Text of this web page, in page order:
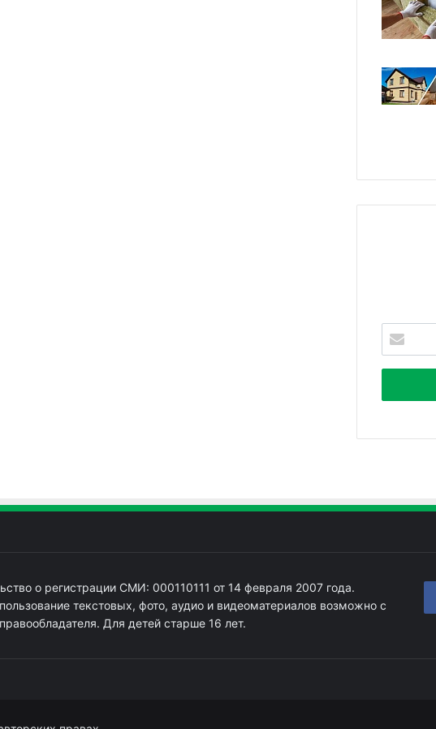
о регистрации СМИ: 000110111 от 14 февраля 2007 года.
текстовых, фото, аудио и видеоматериалов возможно с
Для детей старше 16 лет.